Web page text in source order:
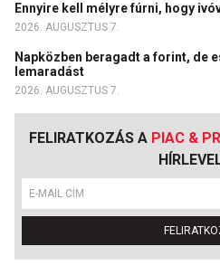
Ennyire kell mélyre fúrni, hogy
2026. AUGUSZTUS 7.
Napközben beragadt a forint, de
lemaradást
2026. AUGUSZTUS 7.
FELIRATKOZÁS A PIAC &